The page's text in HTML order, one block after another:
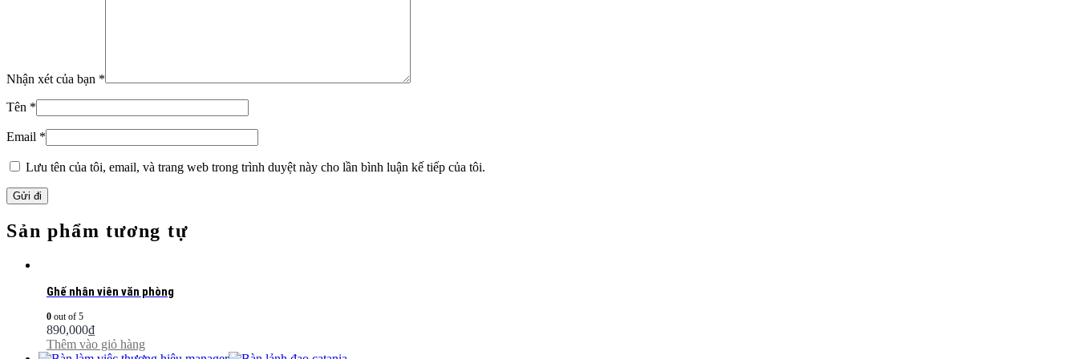
Nhận xét của bạn *
Tên *
Email *
Lưu tên của tôi, email, và trang web trong trình duyệt này cho lần bình luận kế tiếp của tôi.
Sản phẩm tương tự
Ghế nhân viên văn phòng
0 out of 5
890,000₫
Thêm vào giỏ hàng